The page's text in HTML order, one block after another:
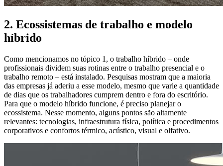
2. Ecossistemas de trabalho e modelo
híbrido
Como mencionamos no tópico 1, o trabalho híbrido – onde
profissionais dividem suas rotinas entre o trabalho presencial e o
trabalho remoto – está instalado. Pesquisas mostram que a maioria
das empresas já aderiu a esse modelo, mesmo que varie a quantidade
de dias que os trabalhadores cumprem dentro e fora do escritório.
Para que o modelo híbrido funcione, é preciso planejar o
ecossistema. Nesse momento, alguns pontos são altamente
relevantes: tecnologias, infraestrutura física, política e procedimentos
corporativos e confortos térmico, acústico, visual e olfativo.